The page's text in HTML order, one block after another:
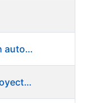
OE 04/19 - Almacenero de almacén automático
OE 05/19 - Ingeniero Auxiliar de Proyectos (Ceres)